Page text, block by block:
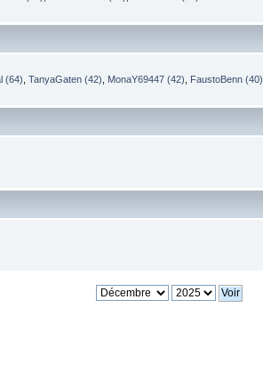
(64) TanyaGaten (42) MonaY69447 (42) FaustoBenn (40)